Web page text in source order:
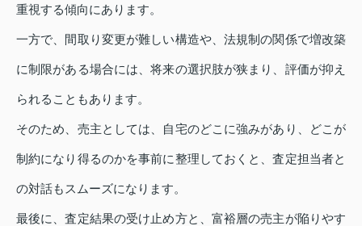
重視する傾向にあります。
一方で、間取り変更が難しい構造や、法規制の関係で増改築
に制限がある場合には、将来の選択肢が狭まり、評価が抑え
られることもあります。
そのため、売主としては、自宅のどこに強みがあり、どこが
制約になり得るのかを事前に整理しておくと、査定担当者と
の対話もスムーズになります。
最後に、査定結果の受け止め方と、富裕層の売主が陥りやす